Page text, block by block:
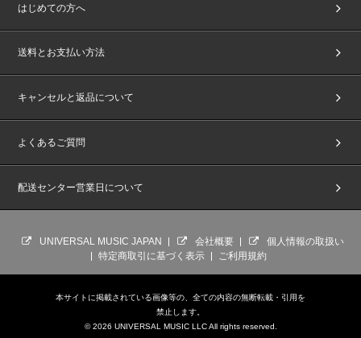
はじめての方へ
送料とお支払い方法
キャンセルと返品について
よくあるご質問
配送センター営業日について
UNIVERSAL MUSIC JAPAN 会社概要
個人情報の取扱い
特定商取引に基づく表示
ご利用規約
本サイトに掲載されている画像等の、全ての内容の無断転載・引用を
禁止します。
© 2026 UNIVERSAL MUSIC LLC All rights reserved.